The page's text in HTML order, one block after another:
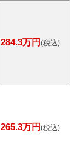
284.3万円(税込)
265.3万円(税込)